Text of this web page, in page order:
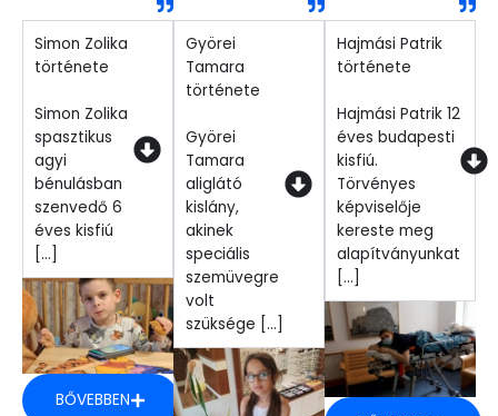
Simon Zolika
története
Simon Zolika
spasztikus
agyi
bénulásban
szenvedő 6
éves kisfiú
[...]
BŐVEBBEN
Györei
Tamara
története
Györei
Tamara
aliglátó
kislány,
akinek
speciális
szemüvegre
volt
szüksége [...]
Hajmási Patrik
története
Hajmási Patrik 12
éves budapesti
kisfiú.
Törvényes
képviselője
kereste meg
alapítványunkat
[...]